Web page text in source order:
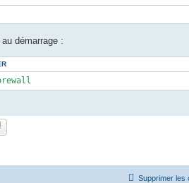
démarrage :
Supprimer les